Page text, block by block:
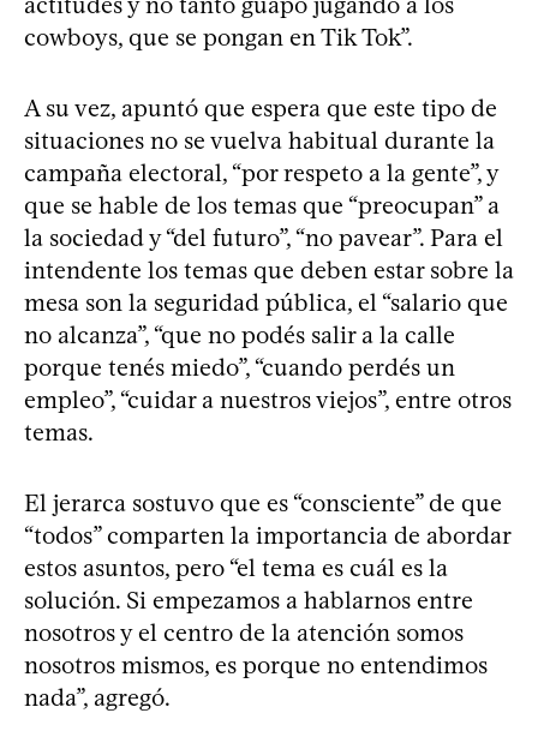
cowboys, que se pongan en Tik Tok”.
A su vez, apuntó que espera que este tipo de
situaciones no se vuelva habitual durante la
campaña electoral, “por respeto a la gente”, y
que se hable de los temas que “preocupan” a
la sociedad y “del futuro”, “no pavear”. Para el
intendente los temas que deben estar sobre la
mesa son la seguridad pública, el “salario que
no alcanza”, “que no podés salir a la calle
porque tenés miedo”, “cuando perdés un
empleo”, “cuidar a nuestros viejos”, entre otros
temas.
El jerarca sostuvo que es “consciente” de que
“todos” comparten la importancia de abordar
estos asuntos, pero “el tema es cuál es la
solución. Si empezamos a hablarnos entre
nosotros y el centro de la atención somos
nosotros mismos, es porque no entendimos
nada”, agregó.